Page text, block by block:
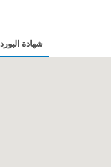
شهادة البورد